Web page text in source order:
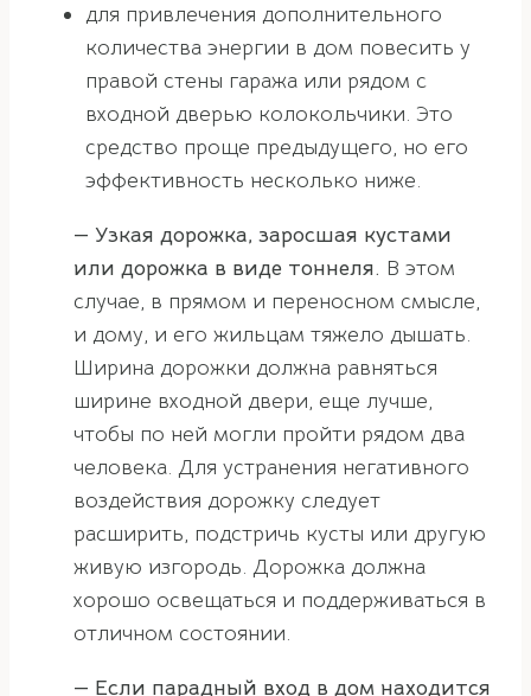
для привлечения дополнительного
количества энергии в дом повесить у
правой стены гаража или рядом с
входной дверью колокольчики. Это
средство проще предыдущего, но его
эффективность несколько ниже.
— Узкая дорожка, заросшая кустами
или дорожка в виде тоннеля. В этом
случае, в прямом и переносном смысле,
и дому, и его жильцам тяжело дышать.
Ширина дорожки должна равняться
ширине входной двери, еще лучше,
чтобы по ней могли пройти рядом два
человека. Для устранения негативного
воздействия дорожку следует
расширить, подстричь кусты или другую
живую изгородь. Дорожка должна
хорошо освещаться и поддерживаться в
отличном состоянии.
— Если парадный вход в дом находится